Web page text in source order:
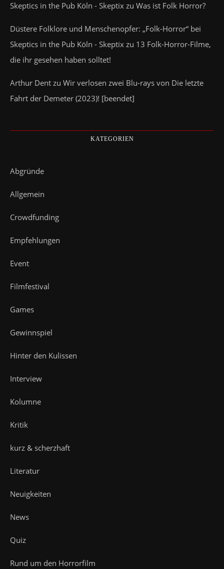
Skeptics in the Pub Köln - Skeptix zu Was ist Folk Horror?
Düstere Folklore und Menschenopfer: „Folk-Horror“ bei
Skeptics in the Pub Köln - Skeptix zu 13 Folk-Horror-Filme,
die ihr gesehen haben solltet!
Arthur Dent zu Wir verlosen zwei Blu-rays von Die letzte
Fahrt der Demeter (2023)! [beendet]
KATEGORIEN
Abgründe
Allgemein
Crowdfunding
Empfehlungen
Event
Filmfestival
Games
Gewinnspiel
Hinter den Kulissen
Interview
Kolumne
Kritik
kurz & scherzhaft
Literatur
Neuigkeiten
News
Quiz
Rund um den Horrorfilm